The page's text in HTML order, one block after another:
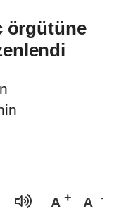
örgütüne
A A